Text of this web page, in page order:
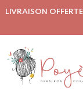
LIVRAISON